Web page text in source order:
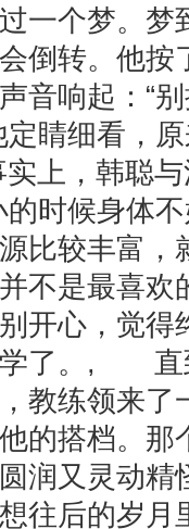
一个梦。梦
倒转。他按
音响起：“
定睛细看，
，韩聪与
的时候身体
比较丰富，
不是最喜欢
开心，觉得
学了。, 直
教练领来了
的搭档。那
润又灵动精
往后的岁月